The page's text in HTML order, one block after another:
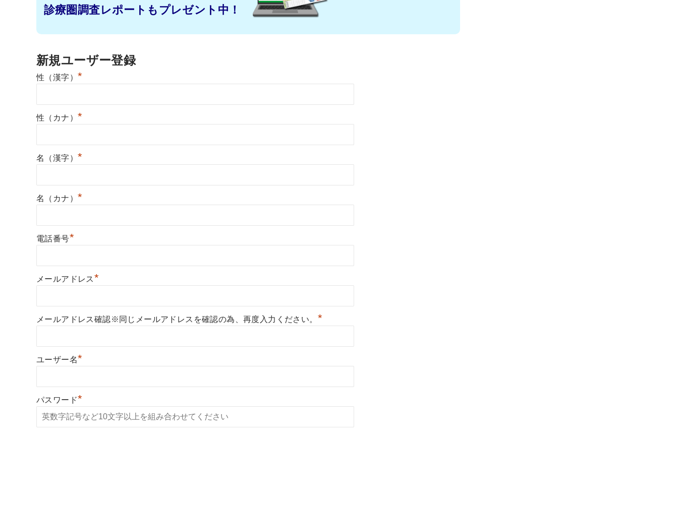
診療圏調査レポートもプレゼント中！
新規ユーザー登録
性（漢字） *
性（カナ） *
名（漢字） *
名（カナ） *
電話番号*
メールアドレス*
メールアドレス確認※同じメールアドレスを確認の為、再度入力ください。 *
ユーザー名*
パスワード*